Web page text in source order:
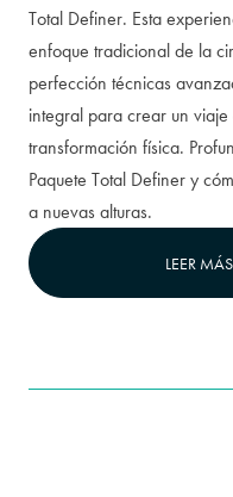
Total Definer. Esta
enfoque tradicional de la
perfección técnicas
integral para crear un
transformación física.
Paquete Total Definer y
a nuevas alturas.
LEER MÁS